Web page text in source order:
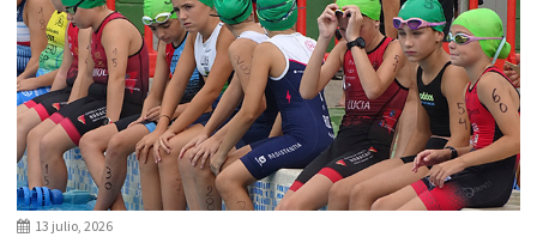
13 julio, 2026